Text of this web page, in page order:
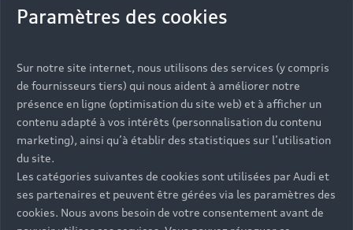
Paramètres des cookies
Sur notre site internet, nous utilisons des services (y compris
de fournisseurs tiers) qui nous aident à améliorer notre
présence en ligne (optimisation du site web) et à afficher un
contenu adapté à vos intérêts (personnalisation du contenu
marketing), ainsi qu’à établir des statistiques sur l’utilisation
du site.
Les catégories suivantes de cookies sont utilisées par Audi et
ses partenaires et peuvent être gérées via les paramètres des
cookies. Nous avons besoin de votre consentement avant de